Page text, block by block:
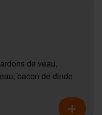
de veau,
bacon de dinde